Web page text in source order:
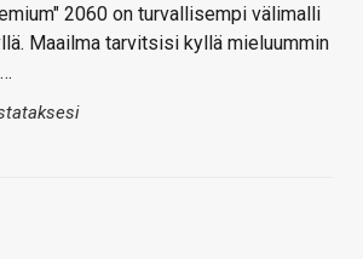
2060 on turvallisempi välimalli
Maailma tarvitsisi kyllä mieluummin